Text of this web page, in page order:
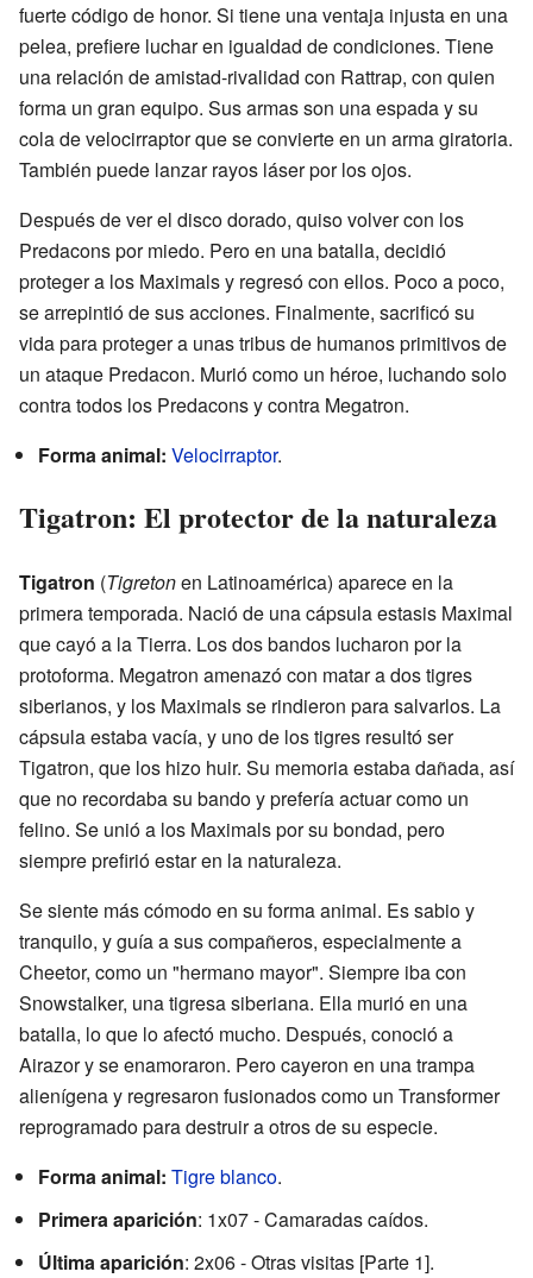
fuerte código de honor. Si tiene una ventaja injusta en una
pelea, prefiere luchar en igualdad de condiciones. Tiene
una relación de amistad-rivalidad con Rattrap, con quien
forma un gran equipo. Sus armas son una espada y su
cola de velocirraptor que se convierte en un arma giratoria.
También puede lanzar rayos láser por los ojos.
Después de ver el disco dorado, quiso volver con los
Predacons por miedo. Pero en una batalla, decidió
proteger a los Maximals y regresó con ellos. Poco a poco,
se arrepintió de sus acciones. Finalmente, sacrificó su
vida para proteger a unas tribus de humanos primitivos de
un ataque Predacon. Murió como un héroe, luchando solo
contra todos los Predacons y contra Megatron.
Forma animal: Velocirraptor.
Tigatron: El protector de la naturaleza
Tigatron (Tigretonen Latinoamérica) aparece en la
primera temporada. Nació de una cápsula estasis Maximal
que cayó a la Tierra. Los dos bandos lucharon por la
protoforma. Megatron amenazó con matar a dos tigres
siberianos, y los Maximals se rindieron para salvarlos. La
cápsula estaba vacía, y uno de los tigres resultó ser
Tigatron, que los hizo huir. Su memoria estaba dañada, así
que no recordaba su bando y prefería actuar como un
felino. Se unió a los Maximals por su bondad, pero
siempre prefirió estar en la naturaleza.
Se siente más cómodo en su forma animal. Es sabio y
tranquilo, y guía a sus compañeros, especialmente a
Cheetor, como un "hermano mayor". Siempre iba con
Snowstalker, una tigresa siberiana. Ella murió en una
batalla, lo que lo afectó mucho. Después, conoció a
Airazor y se enamoraron. Pero cayeron en una trampa
alienígena y regresaron fusionados como un Transformer
reprogramado para destruir a otros de su especie.
Forma animal: Tigre blanco.
Primera aparición: 1x07 - Camaradas caídos.
Última aparición: 2x06 - Otras visitas [Parte 1].